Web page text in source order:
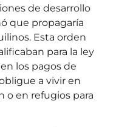
de desarrollo
que propagaría
Esta orden
para la ley
los pagos de
a vivir en
o en refugios para